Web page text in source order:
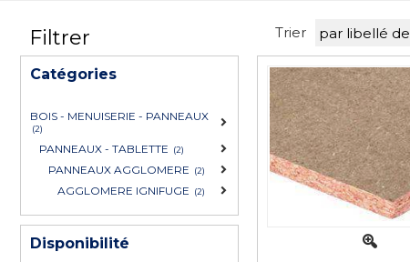
Filtrer
Catégories
BOIS - MENUISERIE - PANNEAUX
(2)
PANNEAUX - TABLETTE (2)
PANNEAUX AGGLOMERE (2)
AGGLOMERE IGNIFUGE (2)
Disponibilité
Trier